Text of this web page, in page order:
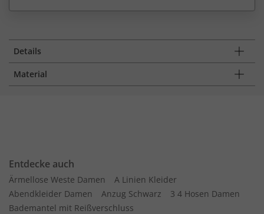
Details
Material
Entdecke auch
Ärmellose Weste Damen
A Linien Kleider
Abendkleider Damen
Anzug Schwarz
3 4 Hosen Damen
Bademantel mit Reißverschluss